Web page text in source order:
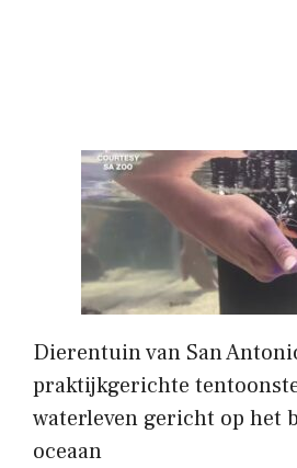
Dierentuin van San
praktijkgerichte
waterleven gericht op het
oceaan